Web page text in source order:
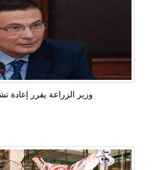
وزير الزراعة يقرر إعادة